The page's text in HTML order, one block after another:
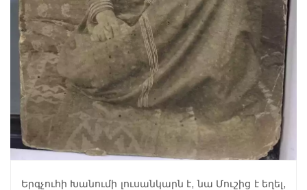
Երգչուհի Խանումի լուսանկարն է, նա Մուշից է եղել,